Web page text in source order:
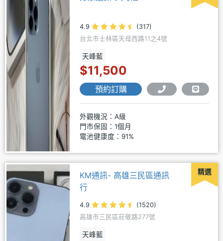
4.9
(317)
台北市士林區天母西路11之4號
天峰藍
$11,500
預約訂購
外觀機況：A級
門市保固：1個月
電池健康度：91%
精選
KM通訊- 高雄三民區通訊
行
4.9
(1520)
高雄市三民區莊敬路277號
天峰藍